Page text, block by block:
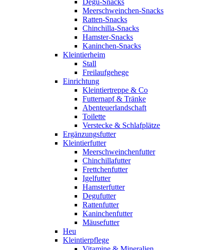
Degu-Snacks
Meerschweinchen-Snacks
Ratten-Snacks
Chinchilla-Snacks
Hamster-Snacks
Kaninchen-Snacks
Kleintierheim
Stall
Freilaufgehege
Einrichtung
Kleintiertreppe & Co
Futternapf & Tränke
Abenteuerlandschaft
Toilette
Verstecke & Schlafplätze
Ergänzungsfutter
Kleintierfutter
Meerschweinchenfutter
Chinchillafutter
Frettchenfutter
Igelfutter
Hamsterfutter
Degufutter
Rattenfutter
Kaninchenfutter
Mäusefutter
Heu
Kleintierpflege